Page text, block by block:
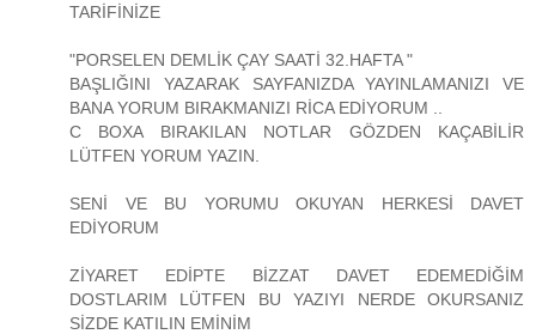
TARİFİNİZE
"PORSELEN DEMLİK ÇAY SAATİ 32.HAFTA "
BAŞLIĞINI YAZARAK SAYFANIZDA YAYINLAMANIZI VE
BANA YORUM BIRAKMANIZI RİCA EDİYORUM ..
C BOXA BIRAKILAN NOTLAR GÖZDEN KAÇABİLİR
LÜTFEN YORUM YAZIN.
SENİ VE BU YORUMU OKUYAN HERKESİ DAVET
EDİYORUM
ZİYARET EDİPTE BİZZAT DAVET EDEMEDİĞİM
DOSTLARIM LÜTFEN BU YAZIYI NERDE OKURSANIZ
SİZDE KATILIN EMİNİM